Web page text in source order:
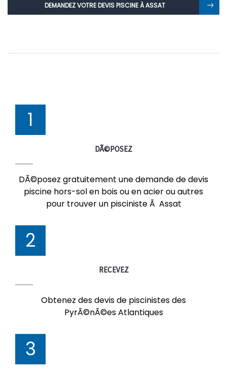
DEMANDEZ VOTRE DEVIS PISCINE À ASSAT
1
DÃ©POSEZ
DÃ©posez gratuitement une demande de devis
piscine hors-sol en bois ou en acier ou autres
pour trouver un pisciniste Ã Assat
2
RECEVEZ
Obtenez des devis de piscinistes des
PyrÃ©nÃ©es Atlantiques
3